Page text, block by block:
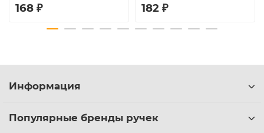
168 ₽ 182 ₽
Информация
Популярные бренды ручек